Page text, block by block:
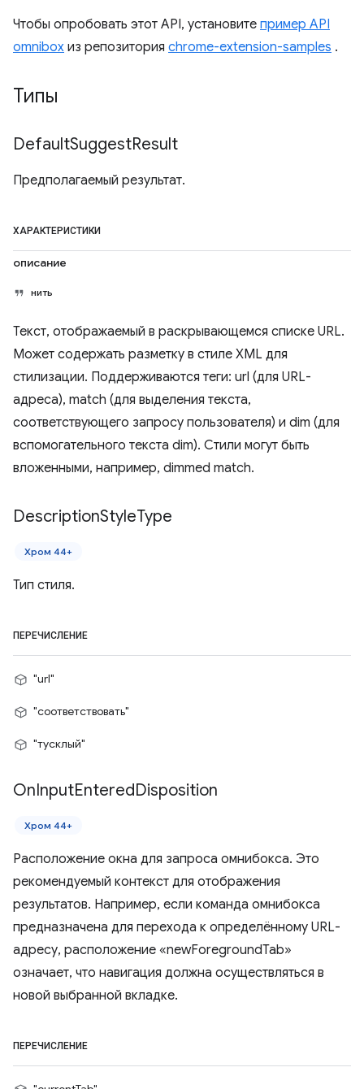
Чтобы опробовать этот API, установите пример API
omnibox из репозитория chrome-extension-samples .
Типы
DefaultSuggestResult
Предполагаемый результат.
ХАРАКТЕРИСТИКИ
описание
нить
Текст, отображаемый в раскрывающемся списке URL.
Может содержать разметку в стиле XML для
стилизации. Поддерживаются теги: url (для URL-
адреса), match (для выделения текста,
соответствующего запросу пользователя) и dim (для
вспомогательного текста dim). Стили могут быть
вложенными, например, dimmed match.
DescriptionStyleType
Хром 44+
Тип стиля.
ПЕРЕЧИСЛЕНИЕ
"url"
"соответствовать"
"тусклый"
OnInputEnteredDisposition
Хром 44+
Расположение окна для запроса омнибокса. Это
рекомендуемый контекст для отображения
результатов. Например, если команда омнибокса
предназначена для перехода к определённому URL-
адресу, расположение «newForegroundTab»
означает, что навигация должна осуществляться в
новой выбранной вкладке.
ПЕРЕЧИСЛЕНИЕ